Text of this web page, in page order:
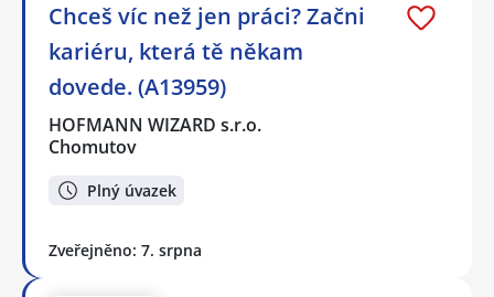
Chceš víc než jen práci? Začni
kariéru, která tě někam
dovede. (A13959)
HOFMANN WIZARD s.r.o.
Chomutov
Plný úvazek
Zveřejněno: 7. srpna